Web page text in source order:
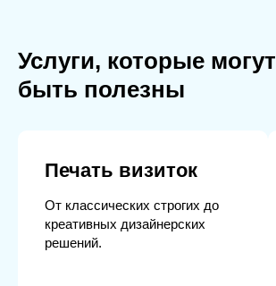
Услуги, которые могут
быть полезны
Печать визиток
От классических строгих до
креативных дизайнерских
решений.